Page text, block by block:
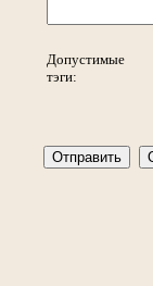
Допустимые
тэги: